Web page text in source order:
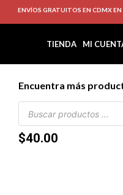
ENVÍOS GRATUITOS EN CDMX
TIENDA MI
Encuentra más
$40.00